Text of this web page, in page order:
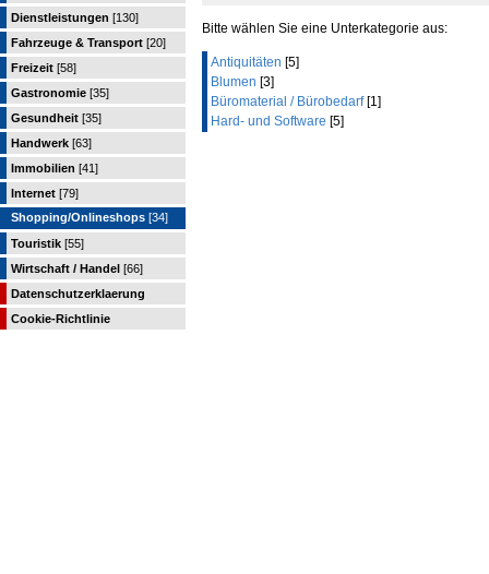
Dienstleistungen [130]
Fahrzeuge & Transport [20]
Freizeit [58]
Gastronomie [35]
Gesundheit [35]
Handwerk [63]
Immobilien [41]
Internet [79]
Shopping/Onlineshops [34]
Touristik [55]
Wirtschaft / Handel [66]
Datenschutzerklaerung
Cookie-Richtlinie
Bitte wählen Sie eine Unterkategorie aus:
Antiquitäten [5]
Blumen [3]
Büromaterial / Bürobedarf[1]
Hard- und Software [5]